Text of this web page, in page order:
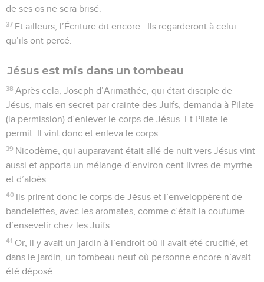
de ses os ne sera brisé.
37 Et ailleurs, l’Écriture dit encore : Ils regarderont à celui
qu’ils ont percé.
Jésus est mis dans un tombeau
38 Après cela, Joseph d’Arimathée, qui était disciple de
Jésus, mais en secret par crainte des Juifs, demanda à Pilate
(la permission) d’enlever le corps de Jésus. Et Pilate le
permit. Il vint donc et enleva le corps.
39 Nicodème, qui auparavant était allé de nuit vers Jésus vint
aussi et apporta un mélange d’environ cent livres de myrrhe
et d’aloès.
40 Ils prirent donc le corps de Jésus et l’enveloppèrent de
bandelettes, avec les aromates, comme c’était la coutume
d’ensevelir chez les Juifs.
41 Or, il y avait un jardin à l’endroit où il avait été crucifié, et
dans le jardin, un tombeau neuf où personne encore n’avait
été déposé.